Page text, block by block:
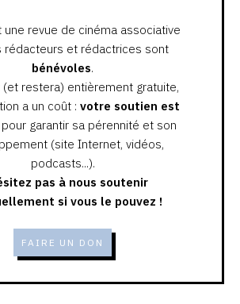
une revue de cinéma associative
rédacteurs et rédactrices sont
bénévoles.
restera) entièrement gratuite,
a un coût : votre soutien est
garantir sa pérennité et son
(site Internet, vidéos,
podcasts...).
pas à nous soutenir
si vous le pouvez !
FAIRE UN DON